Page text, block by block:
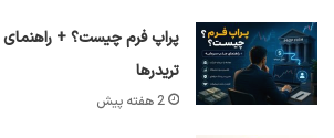
پراپ فرم چیست؟ +
تریدرها
2 هفته پیش